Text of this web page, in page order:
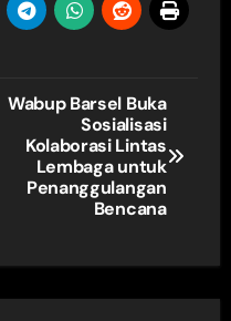
Wabup Barsel Buka
Sosialisasi
Kolaborasi Lintas
Lembaga untuk
Penanggulangan
Bencana